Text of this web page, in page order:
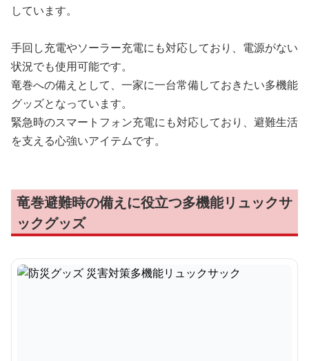
しています。
手回し充電やソーラー充電にも対応しており、電源がない
状況でも使用可能です。
竜巻への備えとして、一家に一台常備しておきたい多機能
グッズとなっています。
緊急時のスマートフォン充電にも対応しており、避難生活
を支える心強いアイテムです。
竜巻避難時の備えに役立つ多機能リュックサ
ックグッズ